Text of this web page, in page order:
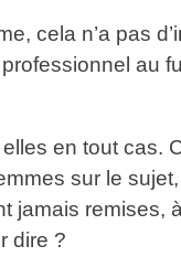
cela n’a pas
au
en tout
sur le
remises,
dire ?